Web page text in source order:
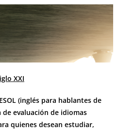
XXI
(inglés para hablantes de
evaluación de idiomas
quienes desean estudiar,